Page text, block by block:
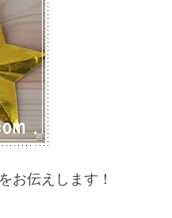
お伝えします！